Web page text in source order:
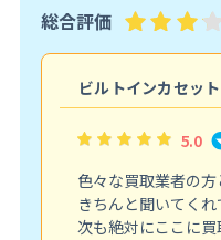
総合評価
ビルトインカセッ
5.0
色々な買取業者の
きちんと聞いてくれ
次も絶対にここに買